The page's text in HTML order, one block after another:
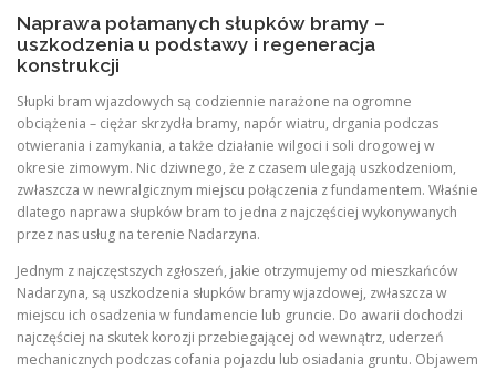
Naprawa połamanych słupków bramy –
uszkodzenia u podstawy i regeneracja
konstrukcji
Słupki bram wjazdowych są codziennie narażone na ogromne
obciążenia – ciężar skrzydła bramy, napór wiatru, drgania podczas
otwierania i zamykania, a także działanie wilgoci i soli drogowej w
okresie zimowym. Nic dziwnego, że z czasem ulegają uszkodzeniom,
zwłaszcza w newralgicznym miejscu połączenia z fundamentem. Właśnie
dlatego naprawa słupków bram to jedna z najczęściej wykonywanych
przez nas usług na terenie Nadarzyna.
Jednym z najczęstszych zgłoszeń, jakie otrzymujemy od mieszkańców
Nadarzyna, są uszkodzenia słupków bramy wjazdowej, zwłaszcza w
miejscu ich osadzenia w fundamencie lub gruncie. Do awarii dochodzi
najczęściej na skutek korozji przebiegającej od wewnątrz, uderzeń
mechanicznych podczas cofania pojazdu lub osiadania gruntu. Objawem